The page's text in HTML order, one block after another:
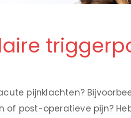
pijnklachten?
of post-operatieve pijn?